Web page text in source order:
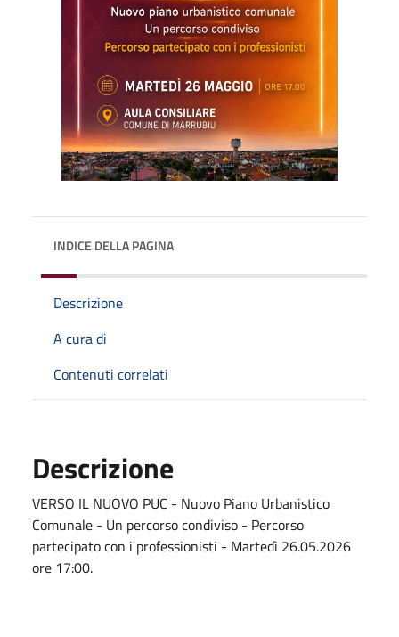
INDICE DELLA PAGINA
Descrizione
A cura di
Contenuti correlati
Descrizione
VERSO IL NUOVO PUC - Nuovo Piano Urbanistico
Comunale - Un percorso condiviso - Percorso
partecipato con i professionisti - Martedì 26.05.2026
ore 17:00.